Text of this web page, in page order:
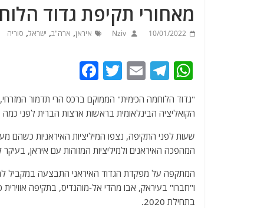
מאחורי תקיפת גדוד
10/01/2022
Nziv איראן, ארה"ב, ישראל, סוריה
W
h
at
s
A
p
p
T
e
g
ra
m
E
ai
l
T
itt
er
c
e
b
o
o
הקואליציה הבינלאומית בראשות ארצות הברית לפני כמה
שעות לפני התקיפה, נצפו המיליציות האיראניות כשהם
המהפכה האיראנים ולמיליציות המזוהות עם איראן,
המתקפה על מפקדת הגדוד האיראני התבצעה במקביל
ו"חברו" בעיראק, אבו מהדי אל-מוהנדיס, בתקיפה
בתחילת 2020.